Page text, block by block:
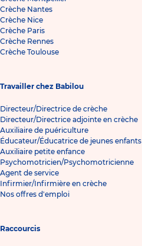
Crèche Nantes
Crèche Nice
Crèche Paris
Crèche Rennes
Crèche Toulouse
Travailler chez Babilou
Directeur/Directrice de crèche
Directeur/Directrice adjointe en crèche
Auxiliaire de puériculture
Éducateur/Éducatrice de jeunes enfants
Auxiliaire petite enfance
Psychomotricien/Psychomotricienne
Agent de service
Infirmier/Infirmière en crèche
Nos offres d'emploi
Raccourcis